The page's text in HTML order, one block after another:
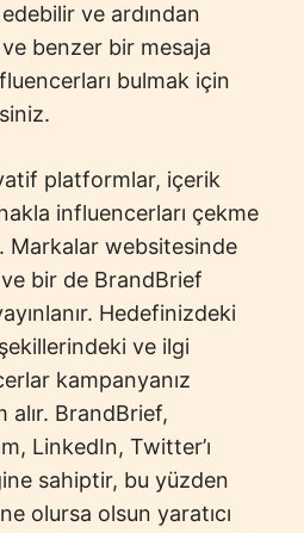
ve ardından
benzer bir mesaja
bulmak için
platformlar, içerik
influencerları çekme
Markalar websitesinde
bir de BrandBrief
Hedefinizdeki
ve ilgi
kampanyanız
alır. BrandBrief,
LinkedIn, Twitter’ı
sahiptir, bu yüzden
olursa olsun yaratıcı